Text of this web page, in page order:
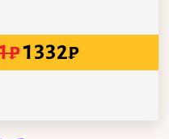
₽1332₽